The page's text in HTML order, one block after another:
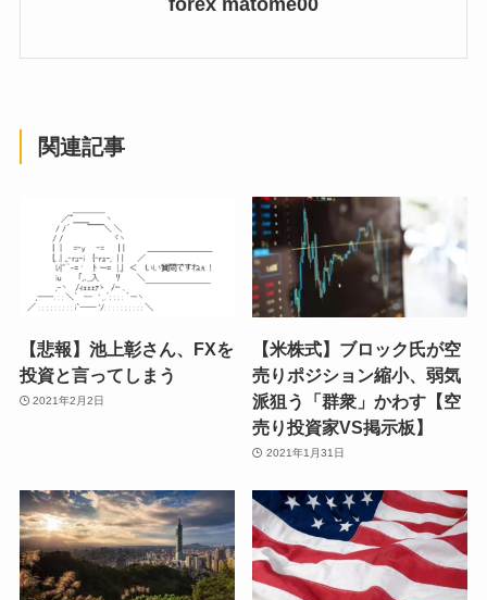
関連記事
【悲報】池上彰さん、FXを
投資と言ってしまう
2021年2月2日
【米株式】ブロック氏が空
売りポジション縮小、弱気
派狙う「群衆」かわす【空
売り投資家VS掲示板】
2021年1月31日